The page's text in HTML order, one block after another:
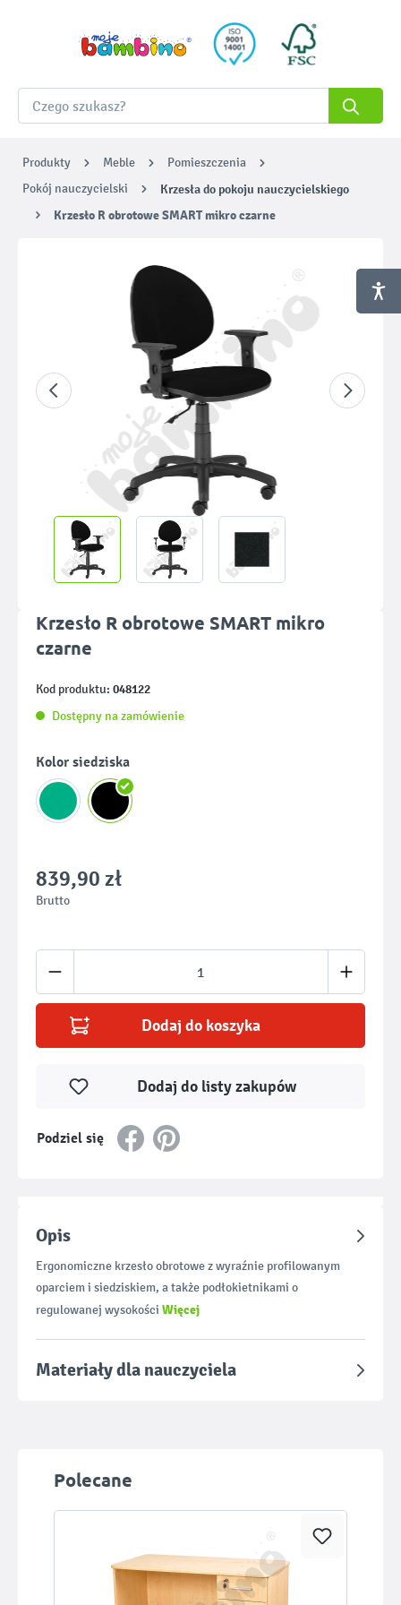
Produkty Meble
Pomieszczenia
Pokój nauczycielski
Krzesła do pokoju nauczycielskiego
Krzesło R obrotowe SMART mikro czarne
Pomiń galerię zdjęć
Krzesło R obrotowe SMART mikro
czarne
Kod produktu: 048122
Dostępny na zamówienie
Wybierz
Kolor siedziska
839,90 zł
Brutto
Ilość produktu: Wprowadź żądaną ilość
Dodaj do koszyka
Podziel się
Dodaj do listy zakupów
Opis
Ergonomiczne krzesło obrotowe z wyraźnie profilowanym
oparciem i siedziskiem, a także podłokietnikami o
regulowanej wysokości Więcej
Materiały dla nauczyciela
Pomiń galerię produktów
Polecane